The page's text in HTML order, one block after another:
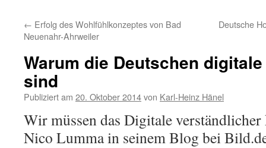
springen
← Erfolg des Wohlfühlkonzeptes von Bad
Neuenahr-Ahrweiler
Deutsche
Warum die Deutschen
sind
Publiziert am 20. Oktober 2014von Karl-Heinz Hänel
Wir müssen das Digitale
Nico Lumma in seinem Blog bei